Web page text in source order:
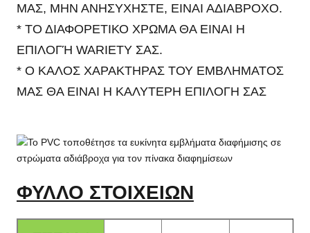
ΜΑΣ, ΜΗΝ ΑΝΗΣΥΧΗΣΤΕ, ΕΙΝΑΙ ΑΔΙΑΒΡΟΧΟ.
* ΤΟ ΔΙΑΦΟΡΕΤΙΚΟ ΧΡΩΜΑ ΘΑ ΕΙΝΑΙ Η
ΕΠΙΛΟΓΉ WARIETY ΣΑΣ.
* Ο ΚΑΛΟΣ ΧΑΡΑΚΤΗΡΑΣ ΤΟΥ ΕΜΒΛΗΜΑΤΟΣ
ΜΑΣ ΘΑ ΕΙΝΑΙ Η ΚΑΛΥΤΕΡΗ ΕΠΙΛΟΓΗ ΣΑΣ
ΦΥΛΛΟ ΣΤΟΙΧΕΙΩΝ